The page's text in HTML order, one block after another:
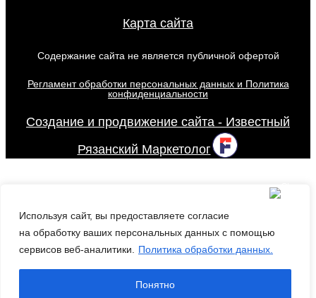
Используя сайт, вы предоставляете согласие
на обработку ваших персональных данных с помощью
сервисов веб-аналитики.
Политика обработки данных.
Понятно
Карта сайта
Содержание сайта не является публичной офертой
Регламент обработки персональных данных и Политика
конфиденциальности
Создание и продвижение сайта - Известный
Рязанский Маркетолог